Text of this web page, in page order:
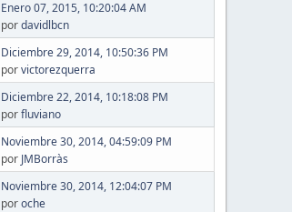
Enero 07, 2015, 10:20:04 AM
pordavidlbcn
Diciembre 29, 2014, 10:50:36 PM
porvictorezquerra
Diciembre 22, 2014, 10:18:08 PM
porfluviano
Noviembre 30, 2014, 04:59:09 PM
por JMBorràs
Noviembre 30, 2014, 12:04:07 PM
poroche